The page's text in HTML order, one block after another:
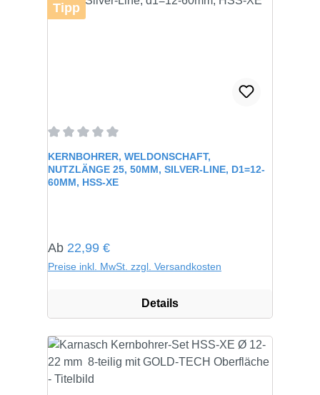
Tipp
KERNBOHRER, WELDONSCHAFT,
NUTZLÄNGE 25, 50MM, SILVER-LINE, D1=12-
60MM, HSS-XE
Regulärer Preis:
Ab 22,99 €
Preise inkl. MwSt. zzgl. Versandkosten
Details